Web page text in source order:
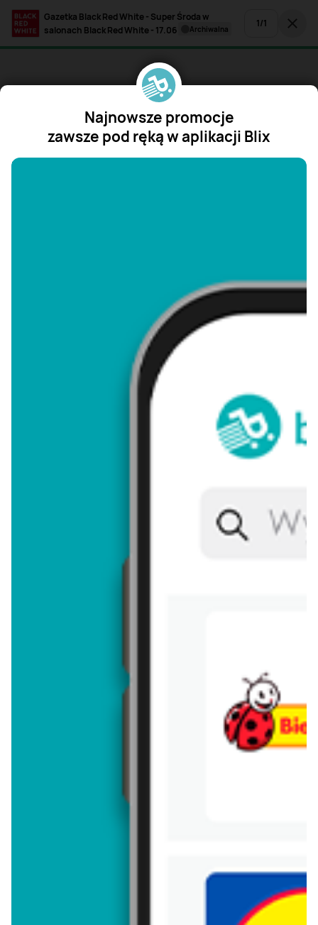
Gazetka Black Red White - Super Środa w
salonach Black Red White - 17.06
archiwalna 1/1
Najnowsze promocje
zawsze pod ręką w aplikacji Blix
"/>